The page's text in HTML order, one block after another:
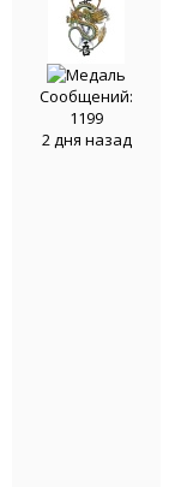
Сообщений:
1199
2 дня назад